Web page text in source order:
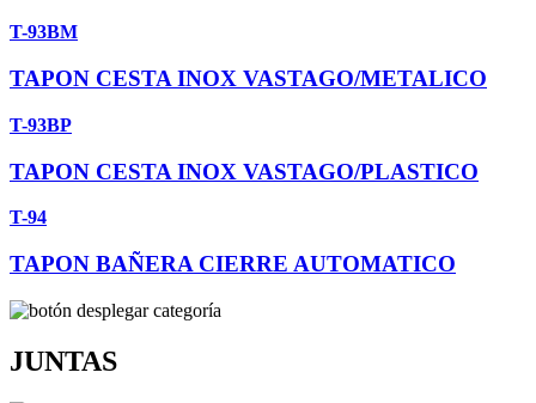
T-93BM
TAPON CESTA INOX VASTAGO/METALICO
T-93BP
TAPON CESTA INOX VASTAGO/PLASTICO
T-94
TAPON BAÑERA CIERRE AUTOMATICO
JUNTAS